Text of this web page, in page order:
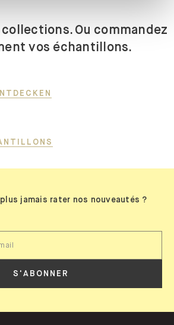
Ou commandez
vos échantillons.
jamais rater nos nouveautés ?
S'ABONNER